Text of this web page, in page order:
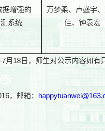
增强的
系统
万梦柔、卢盛宇
佳、钟袁宏
月18日，师生对公示内容如
，邮箱：